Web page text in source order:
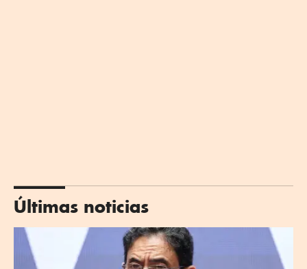
Últimas noticias